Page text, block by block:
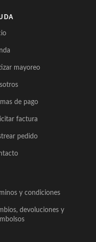
mayoreo
de pago
factura
pedido
y condiciones
devoluciones y